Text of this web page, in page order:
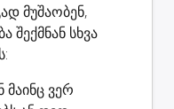
მუშაობენ,
შექმნან სხვა
ვერ